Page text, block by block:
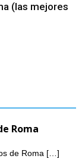
(las mejores
Roma
de Roma […]